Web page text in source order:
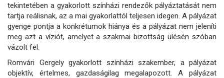
tekintetében a gyakorlott színházi rendezők pályáztatását nem
tartja reálisnak, az a mai gyakorlattól teljesen idegen. A pályázat
gyenge pontja a konkrétumok hiánya és a pályázat nem jeleníti
meg azt a víziót, amelyet a szakmai bizottság ülésén szóban
vázolt fel.
Romvári Gergely gyakorlott színházi szakember, a pályázat
objektív, értelmes, gazdaságilag megalapozott. A pályázat